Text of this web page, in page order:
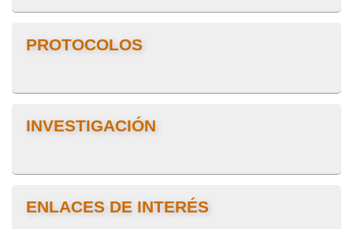
PROTOCOLOS
INVESTIGACIÓN
ENLACES DE INTERÉS